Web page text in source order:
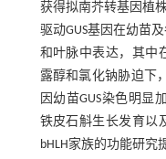
获得拟南芥转基因植
驱动GUS基因在幼苗
和叶脉中表达，其中
露醇和氯化钠胁迫下
因幼苗GUS染色明显
铁皮石斛生长发育以
bHLH家族的功能研究